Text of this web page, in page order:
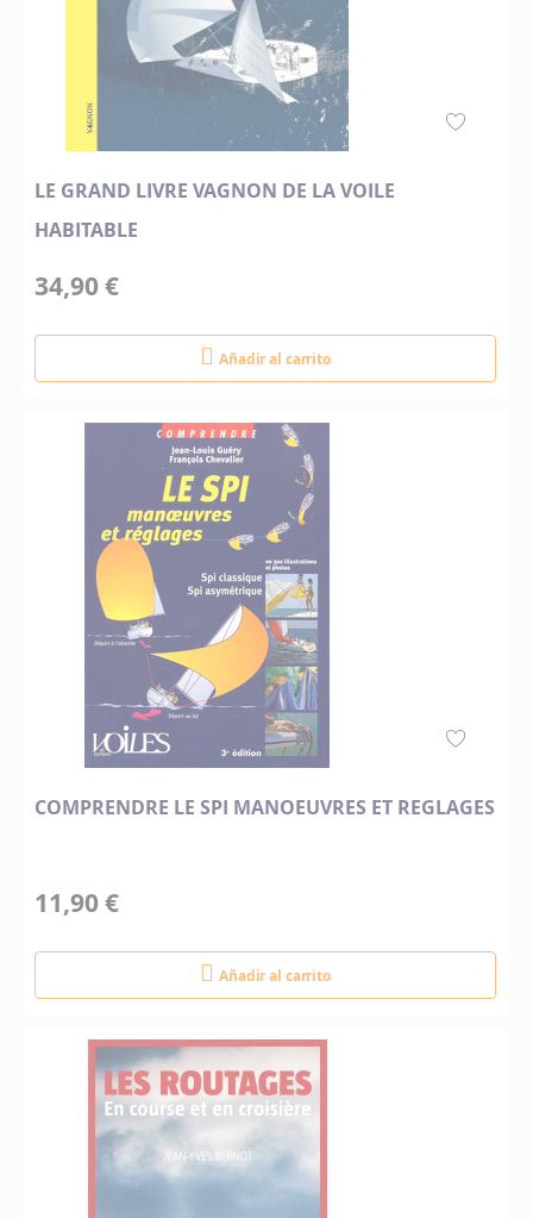
LE GRAND LIVRE VAGNON DE LA VOILE
HABITABLE
34,90 €
Añadir al carrito
COMPRENDRE LE SPI MANOEUVRES ET REGLAGES
11,90 €
Añadir al carrito